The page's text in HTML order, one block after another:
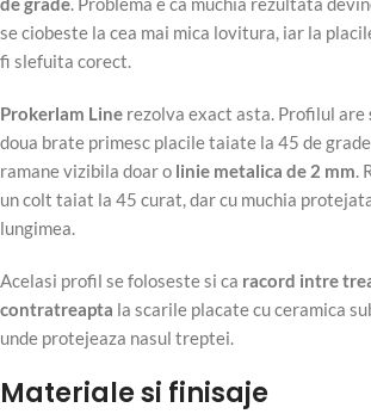
se ciobeste la cea mai mica lovitura, iar la
fi slefuita corect.
Prokerlam Line rezolva exact asta. Profilul are
doua brate primesc placile taiate la 45 de
ramane vizibila doar o linie metalica de 2 mm.
un colt taiat la 45 curat, dar cu muchia
lungimea.
Acelasi profil se foloseste si ca racord intre
contratreapta la scarile placate cu ceramica
unde protejeaza nasul treptei.
Materiale si finisaje